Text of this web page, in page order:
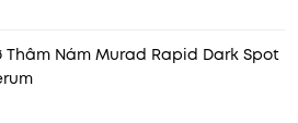
Thâm Nám Murad Rapid Dark Spot